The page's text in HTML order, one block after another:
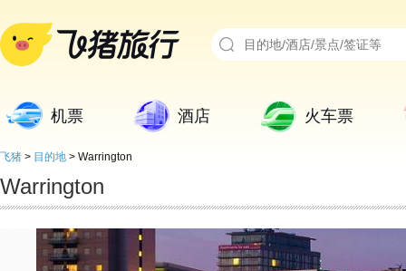
机票 酒店 火车票
飞猪 > 目的地 > Warrington
Warrington